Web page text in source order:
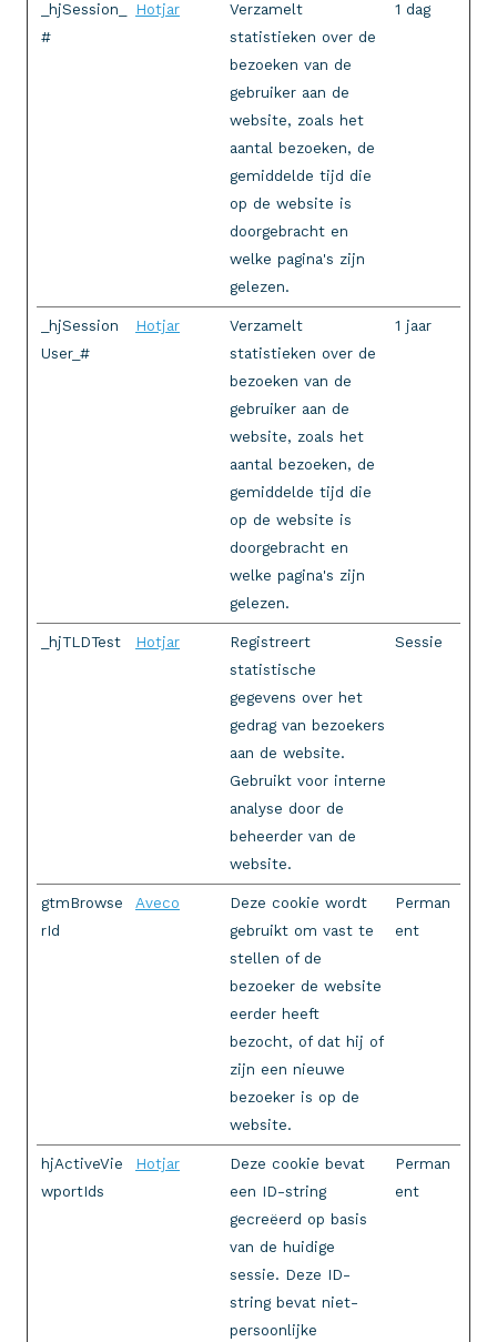
_hjSession_
#
Hotjar
Verzamelt
statistieken over de
bezoeken van de
gebruiker aan de
website, zoals het
aantal bezoeken, de
gemiddelde tijd die
op de website is
doorgebracht en
welke pagina's zijn
gelezen.
1 dag
_hjSession
User_#
Hotjar
Verzamelt
statistieken over de
bezoeken van de
gebruiker aan de
website, zoals het
aantal bezoeken, de
gemiddelde tijd die
op de website is
doorgebracht en
welke pagina's zijn
gelezen.
1 jaar
_hjTLDTest Hotjar
Registreert
statistische
gegevens over het
gedrag van bezoekers
aan de website.
Gebruikt voor interne
analyse door de
beheerder van de
website.
Sessie
gtmBrowse
rId
Aveco
Deze cookie wordt
gebruikt om vast te
stellen of de
bezoeker de website
eerder heeft
bezocht, of dat hij of
zijn een nieuwe
bezoeker is op de
website.
Perman
ent
hjActiveVie
wportIds
Hotjar
Deze cookie bevat
een ID-string
gecreëerd op basis
van de huidige
sessie. Deze ID-
string bevat niet-
persoonlijke
Perman
ent